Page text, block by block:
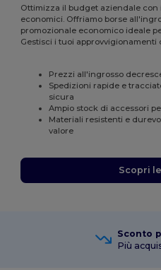
Ottimizza il budget aziendale
economici. Offriamo borse
promozionale economico ideale
Gestisci i tuoi approvvigionamenti
Prezzi all'ingrosso
Spedizioni rapide e
sicura
Ampio stock di accessori
Materiali resistenti e
valore
Scopri
Sconto
Più